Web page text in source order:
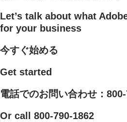
Let’s talk about what
for your business
今すぐ始める
Get started
電話でのお問い合わせ：
Or call 800-790-1862